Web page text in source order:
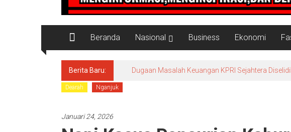
Beranda Nasional Business Ekonomi
Berita Baru: Dugaan Masalah Keuangan KPRI Sejahtera
Dearah Nganjuk
Januari 24, 2026